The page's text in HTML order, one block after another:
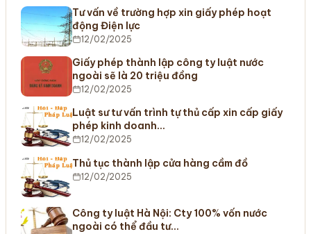
Tư vấn về trường hợp xin giấy phép hoạt
động Điện lực
12/02/2025
Giấy phép thành lập công ty luật nước
ngoài sẽ là 20 triệu đồng
12/02/2025
Luật sư tư vấn trình tự thủ cấp xin cấp giấy
phép kinh doanh…
12/02/2025
Thủ tục thành lập cửa hàng cầm đồ
12/02/2025
Công ty luật Hà Nội: Cty 100% vốn nước
ngoài có thể đầu tư…